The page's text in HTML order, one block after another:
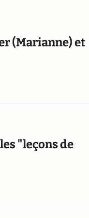
(Marianne) et
"leçons de